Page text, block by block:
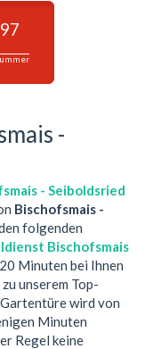
-
- Seiboldsried
Bischofsmais -
folgenden
Bischofsmais
Minuten bei Ihnen
unserem Top-
wird von
Minuten
Regel keine